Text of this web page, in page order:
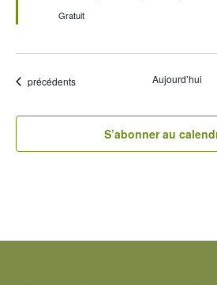
Gratuit
Évènements
précédents Aujourd’hui
S’abonner au